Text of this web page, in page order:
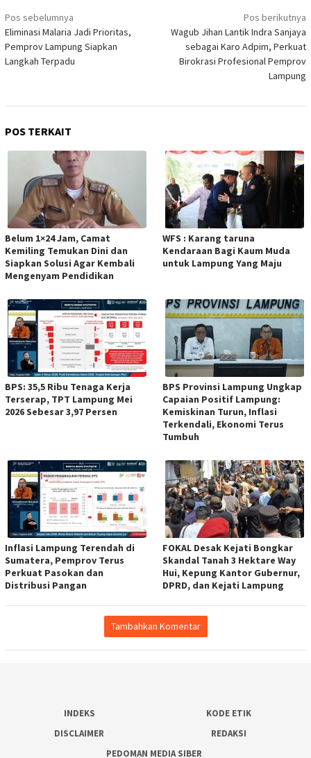
Navigasi
pos
Pos sebelumnya
Eliminasi Malaria Jadi Prioritas,
Pemprov Lampung Siapkan
Langkah Terpadu
Pos berikutnya
Wagub Jihan Lantik Indra Sanjaya
sebagai Karo Adpim, Perkuat
Birokrasi Profesional Pemprov
Lampung
POS TERKAIT
Belum 1×24 Jam, Camat
Kemiling Temukan Dini dan
Siapkan Solusi Agar Kembali
Mengenyam Pendidikan
WFS : Karang taruna
Kendaraan Bagi Kaum Muda
untuk Lampung Yang Maju
BPS: 35,5 Ribu Tenaga Kerja
Terserap, TPT Lampung Mei
2026 Sebesar 3,97 Persen
BPS Provinsi Lampung Ungkap
Capaian Positif Lampung:
Kemiskinan Turun, Inflasi
Terkendali, Ekonomi Terus
Tumbuh
Inflasi Lampung Terendah di
Sumatera, Pemprov Terus
Perkuat Pasokan dan
Distribusi Pangan
FOKAL Desak Kejati Bongkar
Skandal Tanah 3 Hektare Way
Hui, Kepung Kantor Gubernur,
DPRD, dan Kejati Lampung
Tambahkan Komentar
INDEKS
KODE ETIK
DISCLAIMER
REDAKSI
PEDOMAN MEDIA SIBER